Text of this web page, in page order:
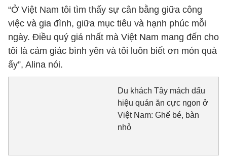
“Ở Việt Nam tôi tìm thấy sự cân bằng giữa công
việc và gia đình, giữa mục tiêu và hạnh phúc mỗi
ngày. Điều quý giá nhất mà Việt Nam mang đến cho
tôi là cảm giác bình yên và tôi luôn biết ơn món quà
ấy”, Alina nói.
Du khách Tây mách dấu
hiệu quán ăn cực ngon ở
Việt Nam: Ghế bé, bàn
nhỏ